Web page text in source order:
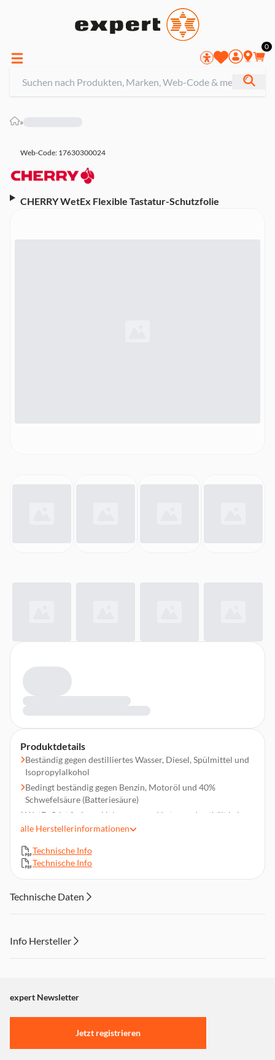
0
»
Web-Code: 17630300024
CHERRY WetEx Flexible Tastatur-Schutzfolie
Produktdetails
Beständig gegen destilliertes Wasser, Diesel, Spülmittel und
Isopropylalkohol
Bedingt beständig gegen Benzin, Motoröl und 40%
Schwefelsäure (Batteriesäure)
WetEx® ist frei von Halogenen und Latex und enthält keine
polybromierten Diphenylether
Tastendrücken unter Normalbedingungen
Bei der Entsorgung entsteht kein polybromiertes
Dibenzodioxin oder Dibenzofuran
alle Herstellerinformationen
Technische Info
Technische Info
Technische Daten
Info Hersteller
"Marketing".
Einstellungen anpassen
expert Newsletter
Jetzt registrieren